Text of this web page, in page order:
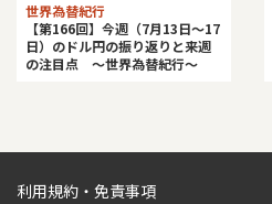
世界為替紀行
【第166回】今週（7月13日～17
日）のドル円の振り返りと来週
の注目点 ～世界為替紀行～
利用規約・免責事項